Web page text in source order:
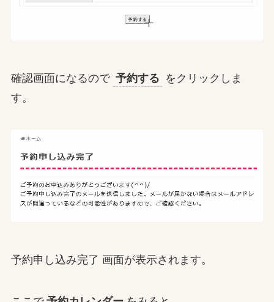
確認画面になるので 予約する をクリックしま
す。
予約申し込み完了 画面が表示されます。